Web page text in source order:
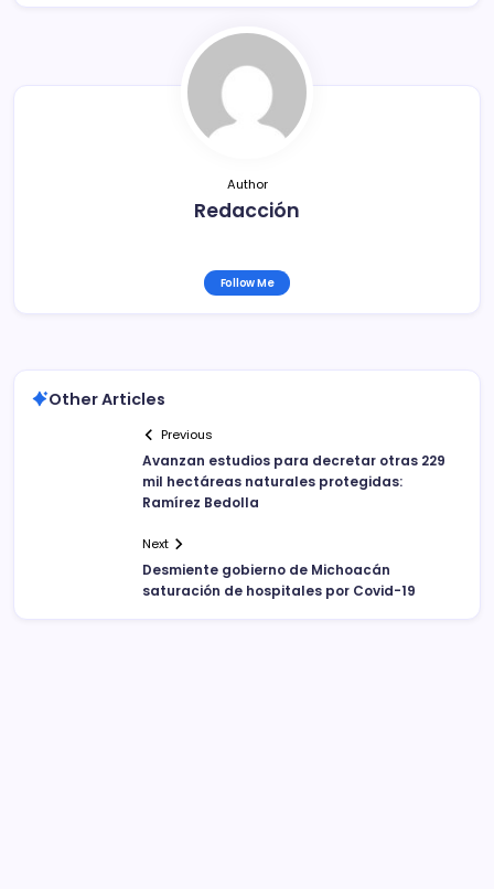
tir
Author
Redacción
Follow Me
Other Articles
Previous
Avanzan estudios para decretar otras 229
mil hectáreas naturales protegidas:
Ramírez Bedolla
Next
Desmiente gobierno de Michoacán
saturación de hospitales por Covid-19